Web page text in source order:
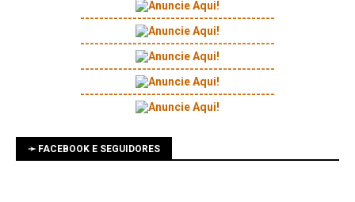
-----------------------------------------
-----------------------------------------
-----------------------------------------
-----------------------------------------
➛ FACEBOOK E SEGUIDORES